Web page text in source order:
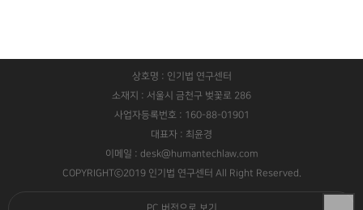
상호명 : 인기법 연구센터
소재지 : 서울시 금천구 벚꽃로 286
사업자등록번호 : 160-88-01901
대표자 : 최윤경
이메일 : desk@humantechlaw.com
COPYRIGHTⓒ2019 인기법 연구센터 All Right Reserved.